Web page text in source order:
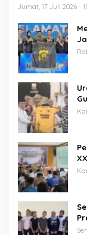
Jumat, 17 Juli 2026 -